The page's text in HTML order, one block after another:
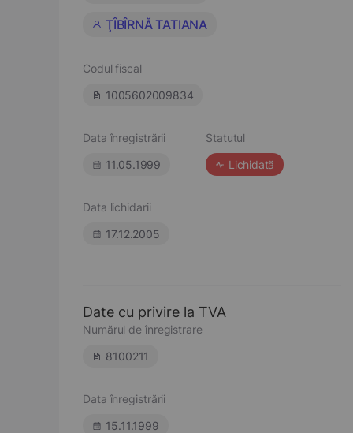
ŢÎBÎRNĂ TATIANA
Codul fiscal
1005602009834
Data înregistrării
11.05.1999
Statutul
Lichidată
Data lichidarii
17.12.2005
Date cu privire la TVA
Numărul de înregistrare
8100211
Data înregistrării
15.11.1999